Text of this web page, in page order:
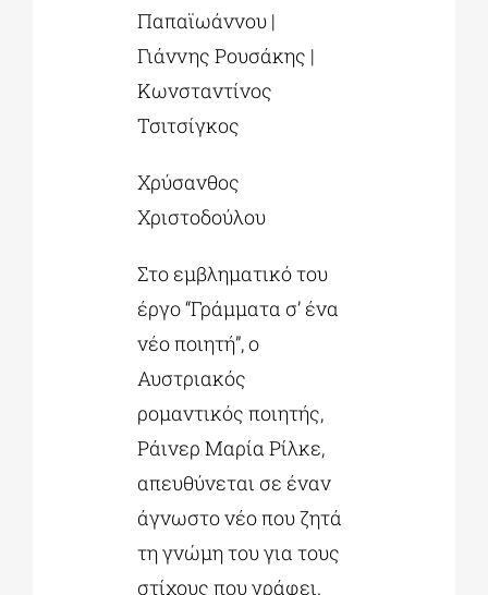
Παπαϊωάννου |
Γιάννης Ρουσάκης |
Κωνσταντίνος
Τσιτσίγκος
Χρύσανθος
Χριστοδούλου
Στο εμβληματικό του
έργο “Γράμματα σ’ ένα
νέο ποιητή”, ο
Αυστριακός
ρομαντικός ποιητής,
Ράινερ Μαρία Ρίλκε,
απευθύνεται σε έναν
άγνωστο νέο που ζητά
τη γνώμη του για τους
στίχους που γράφει.